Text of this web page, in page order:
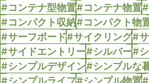
#コンテナ型物置#コンテナ物置
#コンパクト収納#コンパクト物
#サーフボード#サイクリング#
#サイドエントリー#シルバー#
#シンプルデザイン#シンプルな